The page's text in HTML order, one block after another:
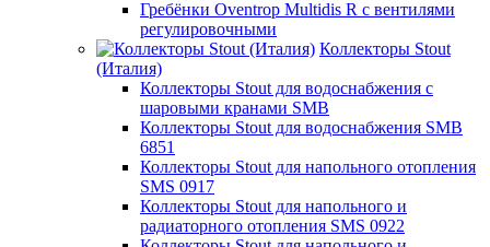
Гребёнки Oventrop Multidis R с вентилями
регулировочными
Коллекторы Stout
(Италия)
Коллекторы Stout для водоснабжения с
шаровыми кранами SMB
Коллекторы Stout для водоснабжения SMB
6851
Коллекторы Stout для напольного отопления
SMS 0917
Коллекторы Stout для напольного и
радиаторного отопления SMS 0922